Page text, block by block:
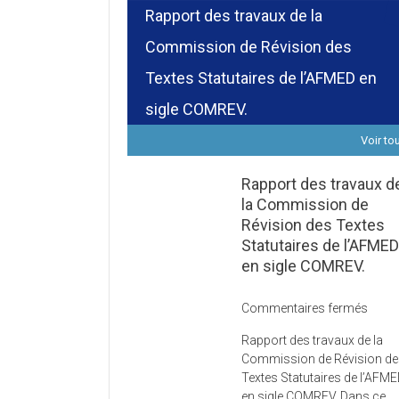
Rapport des travaux de la
Commission de Révision des
Textes Statutaires de l’AFMED en
sigle COMREV.
Voir
Rapport des travaux
la Commission de
Révision des Textes
Statutaires de l’AFMED
en sigle COMREV.
Commentaires fermés
des
de
Rapport des travaux de la
Commission de Révision
Textes Statutaires de
en sigle COMREV. Dans ce